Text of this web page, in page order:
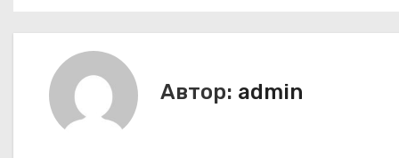
Автор: admin